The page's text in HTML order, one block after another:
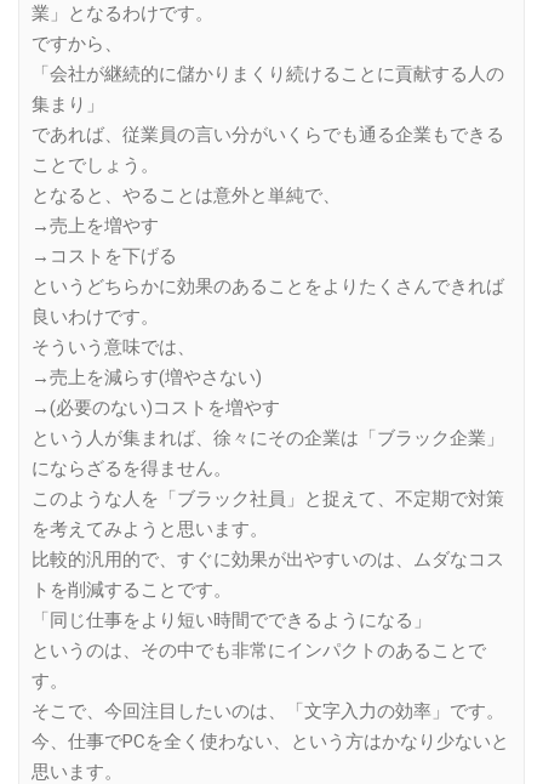
業」となるわけです。
ですから、
「会社が継続的に儲かりまくり続けることに貢献する人の
集まり」
であれば、従業員の言い分がいくらでも通る企業もできる
ことでしょう。
となると、やることは意外と単純で、
→売上を増やす
→コストを下げる
というどちらかに効果のあることをよりたくさんできれば
良いわけです。
そういう意味では、
→売上を減らす(増やさない)
→(必要のない)コストを増やす
という人が集まれば、徐々にその企業は「ブラック企業」
にならざるを得ません。
このような人を「ブラック社員」と捉えて、不定期で対策
を考えてみようと思います。
比較的汎用的で、すぐに効果が出やすいのは、ムダなコス
トを削減することです。
「同じ仕事をより短い時間でできるようになる」
というのは、その中でも非常にインパクトのあることで
す。
そこで、今回注目したいのは、「文字入力の効率」です。
今、仕事でPCを全く使わない、という方はかなり少ないと
思います。